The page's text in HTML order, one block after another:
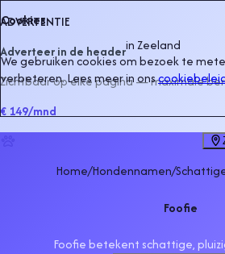
ADVERTENTIE
Adverteer in de headerinZeeland
Zichtbaar op elke pagina — maximale
€ 149/mnd
Home/Hondennamen/
Foofie
Foofie betekent schattige,
Cookies
We gebruiken cookies om bezoek te
verbeteren. Lees meer in ons